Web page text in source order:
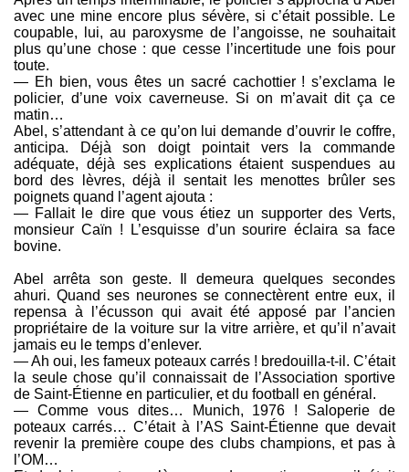
avec une mine encore plus sévère, si c’était possible. Le
coupable, lui, au paroxysme de l’angoisse, ne souhaitait
plus qu’une chose : que cesse l’incertitude une fois pour
toute.
— Eh bien, vous êtes un sacré cachottier ! s’exclama le
policier, d’une voix caverneuse. Si on m’avait dit ça ce
matin…
Abel, s’attendant à ce qu’on lui demande d’ouvrir le coffre,
anticipa. Déjà son doigt pointait vers la commande
adéquate, déjà ses explications étaient suspendues au
bord des lèvres, déjà il sentait les menottes brûler ses
poignets quand l’agent ajouta :
— Fallait le dire que vous étiez un supporter des Verts,
monsieur Caïn ! L’esquisse d’un sourire éclaira sa face
bovine.
Abel arrêta son geste. Il demeura quelques secondes
ahuri. Quand ses neurones se connectèrent entre eux, il
repensa à l’écusson qui avait été apposé par l’ancien
propriétaire de la voiture sur la vitre arrière, et qu’il n’avait
jamais eu le temps d’enlever.
— Ah oui, les fameux poteaux carrés ! bredouilla-t-il. C’était
la seule chose qu’il connaissait de l’Association sportive
de Saint-Étienne en particulier, et du football en général.
— Comme vous dites… Munich, 1976 ! Saloperie de
poteaux carrés… C’était à l’AS Saint-Étienne que devait
revenir la première coupe des clubs champions, et pas à
l’OM…